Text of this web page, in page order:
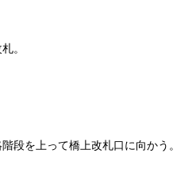
。
段を上って橋上改札口に向かう。